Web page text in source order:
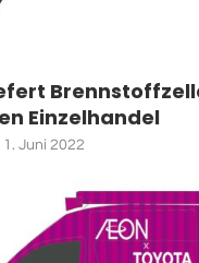
Einzelhandel
1. Juni 2022